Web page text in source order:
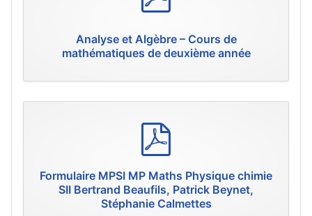
Analyse et Algèbre – Cours de
mathématiques de deuxième année
Formulaire MPSI MP Maths Physique chimie
SII Bertrand Beaufils, Patrick Beynet,
Stéphanie Calmettes